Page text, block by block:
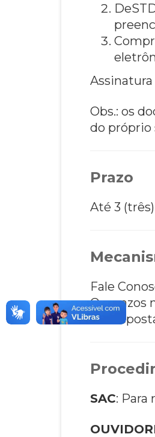
Assinatura
Obs.: os
do próprio
Prazo
Até 3
Fale
Os prazos
de
SAC: Para